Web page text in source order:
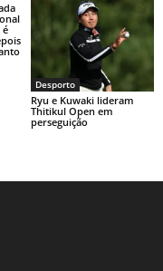
é
Desporto
Ryu e Kuwaki lideram
Thitikul Open em
perseguição